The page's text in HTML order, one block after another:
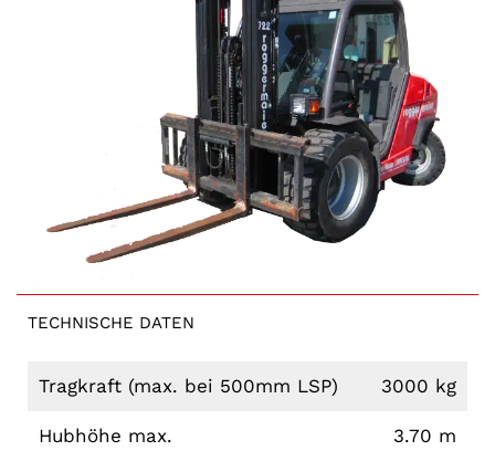
TECHNISCHE DATEN
Tragkraft (max. bei 500mm LSP) 3000 kg
Hubhöhe max. 3.70 m